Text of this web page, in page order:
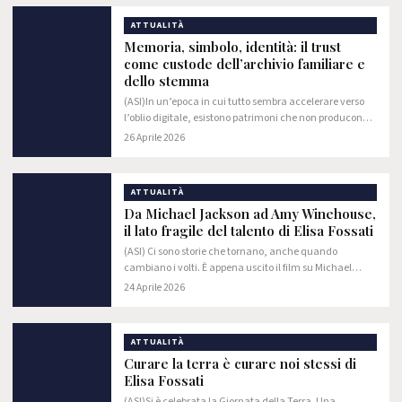
ATTUALITÀ
Memoria, simbolo, identità: il trust
come custode dell’archivio familiare e
dello stemma
(ASI)In un’epoca in cui tutto sembra accelerare verso
l’oblio digitale, esistono patrimoni che non producono
reddito, ma significato.
26 Aprile 2026
ATTUALITÀ
Da Michael Jackson ad Amy Winehouse,
il lato fragile del talento di Elisa Fossati
(ASI) Ci sono storie che tornano, anche quando
cambiano i volti. È appena uscito il film su Michael
Jackson, e guardandolo è difficile non pensare a un filo
24 Aprile 2026
ATTUALITÀ
Curare la terra è curare noi stessi di
Elisa Fossati